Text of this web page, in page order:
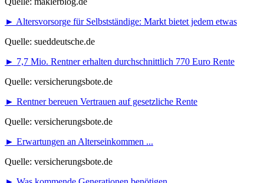
► Altersvorsorge für Selbstständige: Markt bietet jedem etwas
Quelle: sueddeutsche.de
► 7,7 Mio. Rentner erhalten durchschnittlich 770 Euro Rente
Quelle: versicherungsbote.de
► Rentner bereuen Vertrauen auf gesetzliche Rente
Quelle: versicherungsbote.de
► Erwartungen an Alterseinkommen ...
Quelle: versicherungsbote.de